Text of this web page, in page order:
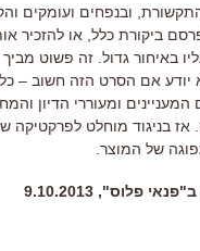
ובנפחים ועומקים
ביקורת כלל, או להזכיר
באיחור גדול. זה פשוט
יודע אם הסרט הזה חשוב –
ומעוררי הדיון
בניגוד מוחלט לפרקטיקה
של המוצר.
9.10.2013